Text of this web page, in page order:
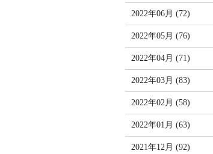
2022年06月 (72)
2022年05月 (76)
2022年04月 (71)
2022年03月 (83)
2022年02月 (58)
2022年01月 (63)
2021年12月 (92)